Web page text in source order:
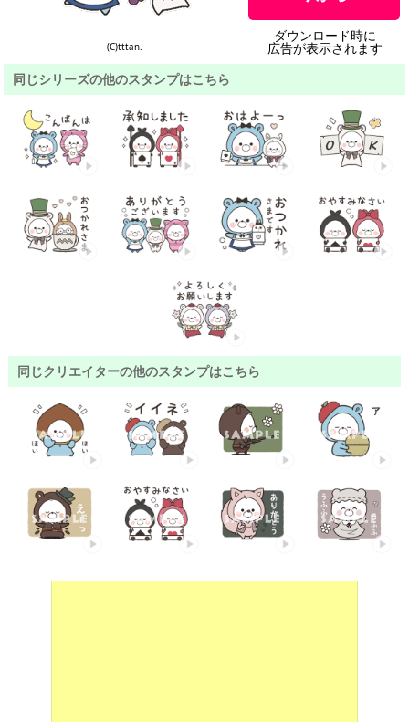
(C)tttan.
ダウンロード時に
広告が表示されます
同じシリーズの他のスタンプはこちら
同じクリエイターの他のスタンプはこちら